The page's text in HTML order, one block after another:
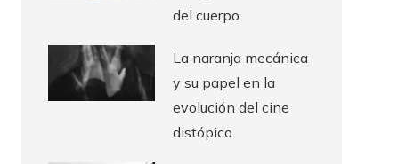
del cuerpo
La naranja mecánica
y su papel en la
evolución del cine
distópico